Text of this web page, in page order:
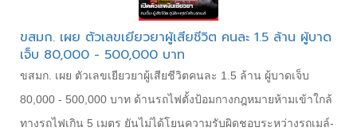
ขสมก. เผย ตัวเลขเยียวยาผู้เสียชีวิต คนละ 1.5 ล้าน ผู้บาด
เจ็บ 80,000 - 500,000 บาท
ขสมก. เผย ตัวเลขเยียวยาผู้เสียชีวิตคนละ 1.5 ล้าน ผู้บาดเจ็บ
80,000 - 500,000 บาท ด้านรถไฟตั้งป้อมกางกฎหมายห้ามเข้าใกล้
ทางรถไฟเกิน 5 เมตร ยันไม่ได้โยนความรับผิดชอบระหว่างรถเมล์-